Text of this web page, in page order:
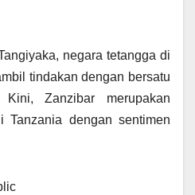
negara tetangga di
tindakan dengan bersatu
Kini, Zanzibar merupakan
Tanzania dengan sentimen